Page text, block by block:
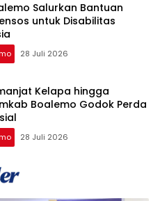
Salurkan Bantuan
untuk Disabilitas
28 Juli 2026
Kelapa hingga
Boalemo Godok Perda
28 Juli 2026